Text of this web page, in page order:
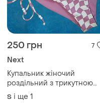
250 грн 7
Next
Купальник жіночий
роздільний з трикутною
м'якою чашкою плавки бікіні
на зав'язках next sm
S і ще 1